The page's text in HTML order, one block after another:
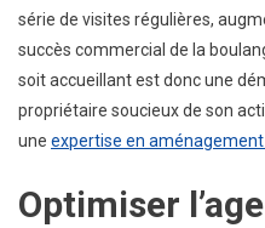
série de visites régulières,
succès commercial de la
soit accueillant est donc une
propriétaire soucieux de son
une expertise en
Optimiser